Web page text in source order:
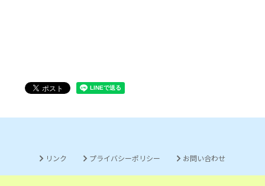
リンク プライバシーポリシー お問い合わせ